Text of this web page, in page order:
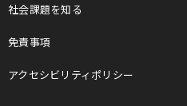
社会課題を知る
免責事項
アクセシビリティポリシー